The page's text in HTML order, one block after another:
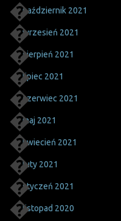
październik 2021
wrzesień 2021
sierpień 2021
lipiec 2021
czerwiec 2021
maj 2021
kwiecień 2021
luty 2021
styczeń 2021
listopad 2020